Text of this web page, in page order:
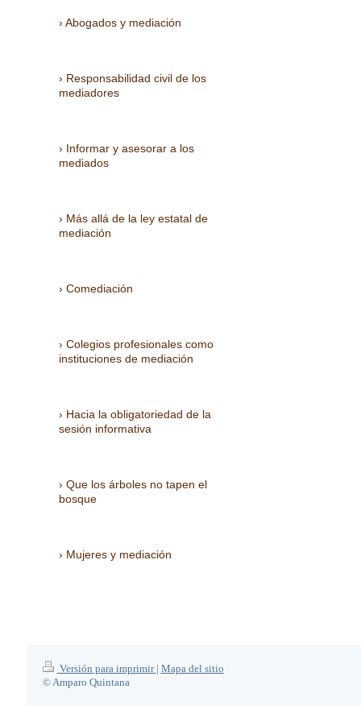
Abogados y mediación
Responsabilidad civil de los
mediadores
Informar y asesorar a los
mediados
Más allá de la ley estatal de
mediación
Comediación
Colegios profesionales como
instituciones de mediación
Hacia la obligatoriedad de la
sesión informativa
Que los árboles no tapen el
bosque
Mujeres y mediación
Versión para imprimir Mapa del sitio
© Amparo Quintana